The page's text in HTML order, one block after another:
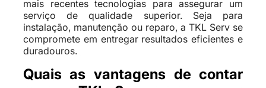
mais recentes tecnologias para assegurar um
serviço de qualidade superior. Seja para
instalação, manutenção ou reparo, a TKL Serv se
compromete em entregar resultados eficientes e
duradouros.
Quais as vantagens de contar